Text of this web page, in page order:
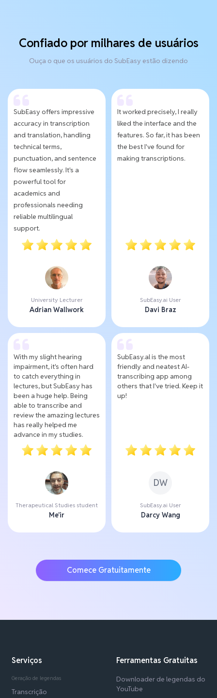
Confiado por milhares de usuários
Ouça o que os usuários do SubEasy estão dizendo
SubEasy offers impressive
accuracy in transcription
and translation, handling
technical terms,
punctuation, and sentence
flow seamlessly. It's a
powerful tool for
academics and
professionals needing
reliable multilingual
support.
University Lecturer
Adrian Wallwork
It worked precisely, I really
liked the interface and the
features. So far, it has been
the best I've found for
making transcriptions.
SubEasy.ai User
Davi Braz
With my slight hearing
impairment, it's often hard
to catch everything in
lectures, but SubEasy has
been a huge help. Being
able to transcribe and
review the amazing lectures
has really helped me
advance in my studies.
Therapeutical Studies student
Me'ir
SubEasy.al is the most
friendly and neatest AI-
transcribing app among
others that I've tried. Keep it
up!
DW
SubEasy.ai User
Darcy Wang
Comece Gratuitamente
Serviços
Geração de legendas
Transcrição
Ferramentas Gratuitas
Downloader de legendas do
YouTube